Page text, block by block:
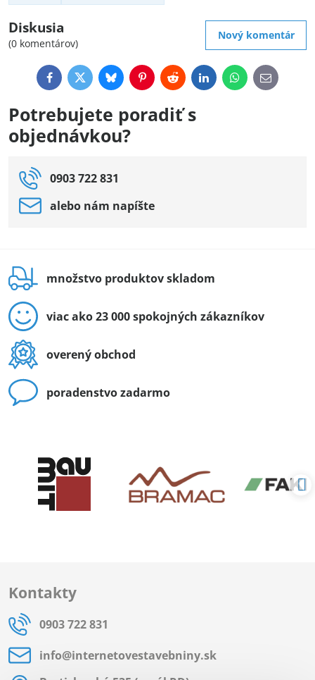
Diskusia
(0 komentárov)
Nový komentár
FacebookTwitterBlueskyPinterestRedditLinkedInWhatsApp
E-
mail
Potrebujete poradiť s
objednávkou?
0903 722 831
alebo nám napíšte
množstvo produktov skladom
viac ako 23 000 spokojných zákazníkov
overený obchod
poradenstvo zadarmo
Kontakty
0903 722 831
info​@internetovestavebniny​.sk